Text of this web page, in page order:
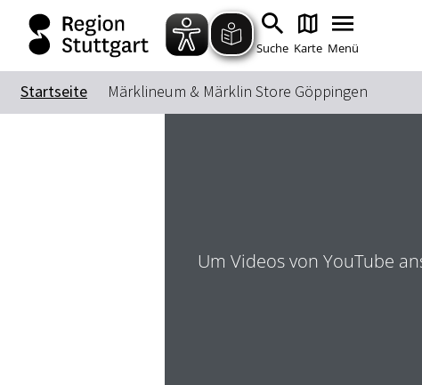
Suche Karte Menü
Startseite Märklineum & Märklin Store Göppingen
Um Videos von YouTube